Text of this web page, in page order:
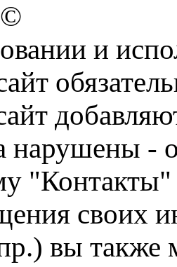
и
нарушены -
"Контакты"
своих
вы также